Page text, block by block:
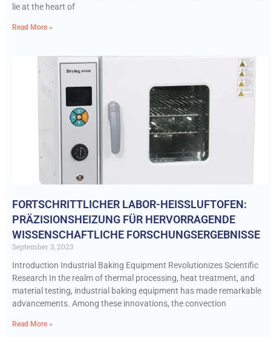
lie at the heart of
Read More »
FORTSCHRITTLICHER LABOR-HEISSLUFTOFEN: P
RÄZISIONSHEIZUNG FÜR HERVORRAGENDE W
ISSENSCHAFTLICHE FORSCHUNGSERGEBNISSE
September 3, 2023
Introduction Industrial Baking Equipment Revolutionizes Scientific
Research In the realm of thermal processing, heat treatment, and
material testing, industrial baking equipment has made remarkable
advancements. Among these innovations, the convection
Read More »